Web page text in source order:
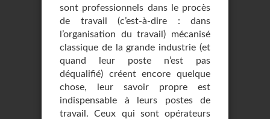
sont professionnels dans le procès
de travail (c’est-à-dire : dans
l’organisation du travail) mécanisé
classique de la grande industrie (et
quand leur poste n’est pas
déqualifié) créent encore quelque
chose, leur savoir propre est
indispensable à leurs postes de
travail. Ceux qui sont opérateurs